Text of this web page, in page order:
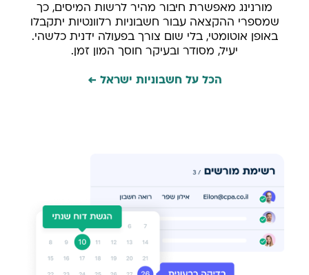
מורנינג מאפשרת חיבור מהיר לרשות המיסים, כך
שמספרי ההקצאה עבור חשבוניות רלוונטיות יתקבלו
באופן אוטומטי, בלי שום צורך בפעולה ידנית כלשהי.
יעיל, מסודר ובעיקר חוסך המון זמן.
הכל על חשבוניות ישראל ←